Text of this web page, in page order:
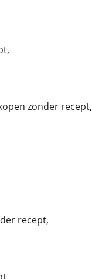
zonder recept,
recept,